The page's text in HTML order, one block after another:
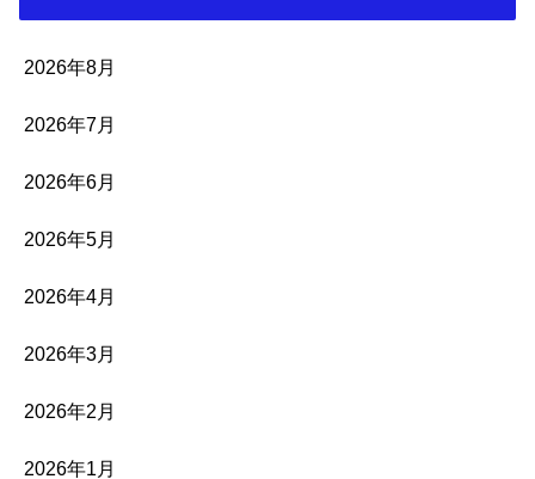
2026年8月
2026年7月
2026年6月
2026年5月
2026年4月
2026年3月
2026年2月
2026年1月